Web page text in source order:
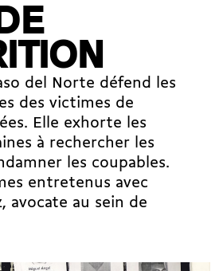
del Norte défend les
des victimes de
Elle exhorte les
à rechercher les
les coupables.
entretenus avec
avocate au sein de